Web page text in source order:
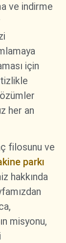
ve indirme
için
her an
filosunu ve
parkı
hakkında
misyonu,